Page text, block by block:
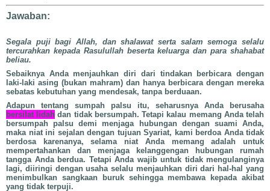
Jawaban:
Segala puji bagi Allah, dan shalawat serta salam semoga selalu
tercurahkan kepada Rasulullah beserta keluarga dan para shahabat
beliau.
Sebaiknya Anda menjauhkan diri dari tindakan berbicara dengan
laki-laki asing (bukan mahram) dan hanya berbicara dengan mereka
sebatas kebutuhan yang mendesak, tanpa berduaan.
Adapun tentang sumpah palsu itu, seharusnya Anda berusaha
bersilat lidah dan tidak bersumpah. Tetapi kalau memang Anda telah
bersumpah palsu demi menjaga hubungan dengan suami Anda,
maka niat ini sejalan dengan tujuan Syariat, kami berdoa Anda tidak
berdosa karenanya, selama niat Anda memang adalah untuk
mempertahankan dan menjaga kelanggengan hubungan rumah
tangga Anda berdua. Tetapi Anda wajib untuk tidak mengulanginya
lagi, diiringi dengan usaha selalu menjauhkan diri dari hal-hal yang
menimbulkan sangkaan buruk sehingga membawa kepada akibat
yang tidak terpuji.